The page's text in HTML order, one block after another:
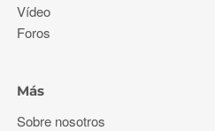
Vídeo
Foros
Más
Sobre nosotros